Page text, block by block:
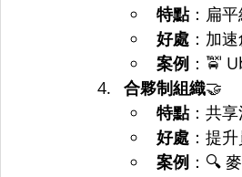
特點：扁
好處 ：加
案例 ：🚖
合夥制組織🤝
特點：共
好處 ：提
案例 ：🔍